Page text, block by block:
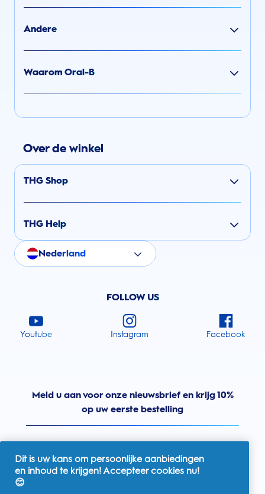
Andere
Waarom Oral-B
Over de winkel
THG Shop
THG Help
Nederland
FOLLOW US
Youtube Instagram Facebook
Meld u aan voor onze nieuwsbrief en krijg 10%
op uw eerste bestelling
Dit is uw kans om persoonlijke aanbiedingen
en inhoud te krijgen! Accepteer cookies nu!
😊